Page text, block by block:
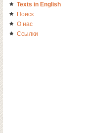
Texts in English
Поиск
О нас
Ссылки